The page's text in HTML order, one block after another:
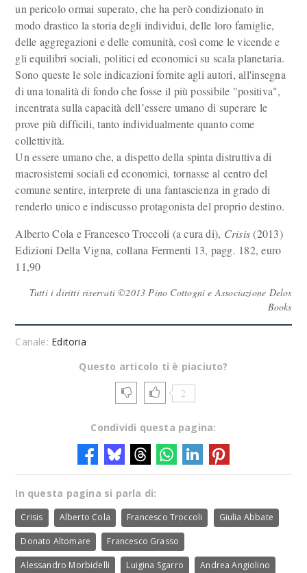
un pericolo ormai superato, che ha però condizionato in
modo drastico la storia degli individui, delle loro famiglie,
delle aggregazioni e delle comunità, così come le vicende e
gli equilibri sociali, politici ed economici su scala planetaria.
Sono queste le sole indicazioni fornite agli autori, all'insegna
di una tonalità di fondo che fosse il più possibile "positiva",
incentrata sulla capacità dell’essere umano di superare le
prove più difficili, tanto individualmente quanto come
collettività.
Un essere umano che, a dispetto della spinta distruttiva di
macrosistemi sociali ed economici, tornasse al centro del
comune sentire, interprete di una fantascienza in grado di
renderlo unico e indiscusso protagonista del proprio destino.
Alberto Cola e Francesco Troccoli (a cura di), Crisis(2013)
Edizioni Della Vigna, collana Fermenti 13, pagg. 182, euro
11,90
Tutti i diritti riservati ©2013 Pino Cottogni e Associazione Delos
Books
Canale: Editoria
Questo articolo ti è piaciuto?
2
Condividi questa pagina:
In questa pagina si parla di:
Crisis Alberto Cola Francesco Troccoli Giulia Abbate
Donato Altomare Francesco Grasso
Alessandro Morbidelli Luigina Sgarro Andrea Angiolino